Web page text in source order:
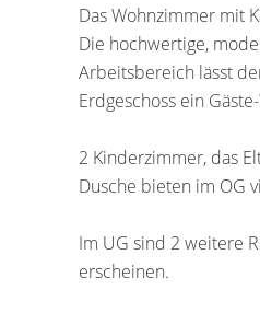
Das Wohnzimmer mit
Die hochwertige,
Arbeitsbereich lässt
Erdgeschoss ein
2 Kinderzimmer, das
Dusche bieten im OG
Im UG sind 2 weitere
erscheinen.